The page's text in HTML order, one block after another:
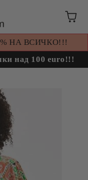
НА ВСИЧКО!!!
над 100 euro!!!